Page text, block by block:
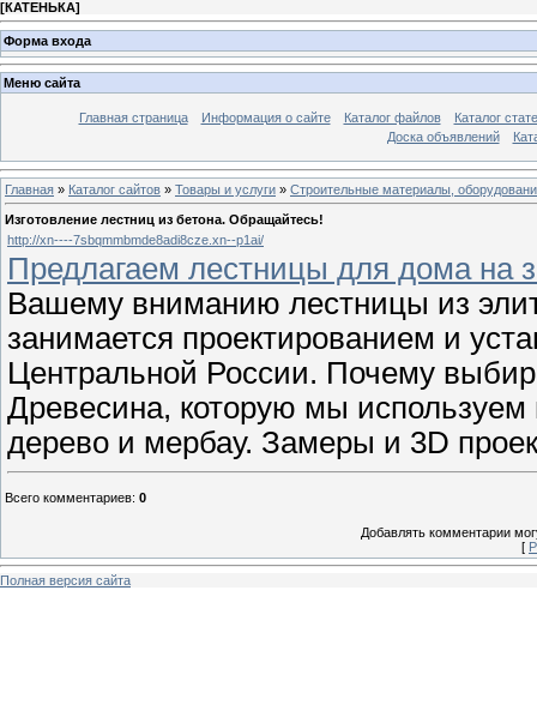
[КАТЕНЬКА]
Форма входа
Меню сайта
Главная страница Информация о сайте Каталог файлов
Каталог
Доска объявлений
Главная » Каталог сайтов » Товары и услуги » Строительные материалы,
Изготовление лестниц из бетона. Обращайтесь!
http://xn----7sbqmmbmde8adi8cze.xn--p1ai/
Предлагаем лестницы для дома на
Вашему вниманию лестницы из
занимается проектированием и
Центральной России. Почему
Древесина, которую мы используем
дерево и мербау. Замеры и 3D
Всего комментариев: 0
Добавлять комментарии
[
Полная версия сайта